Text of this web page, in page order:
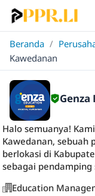
Beranda /
Kawedanan
Halo semuanya!
Kawedanan, sebuah
berlokasi di
sebagai pendamping
Education